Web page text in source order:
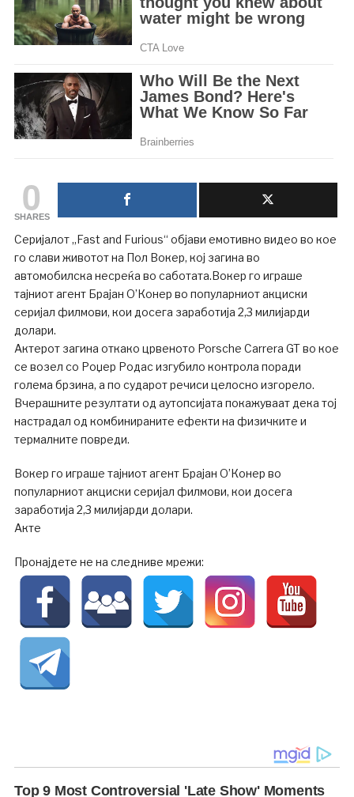
0
SHARES
Серијалот „Fast and Furious“ објави емотивно видео во кое
го слави животот на Пол Вокер, кој загина во
автомобилска несреќа во саботата.Вокер го играше
тајниот агент Брајан О’Конер во популарниот акциски
серијал филмови, кои досега заработија 2,3 милијарди
долари.
Актерот загина откако црвеното Porsche Carrera GT во кое
се возел со Роџер Родас изгубило контрола поради
голема брзина, а по сударот речиси целосно изгорело.
Вчерашните резултати од аутопсијата покажуваат дека тој
настрадал од комбинираните ефекти на физичките и
термалните повреди.
Вокер го играше тајниот агент Брајан О’Конер во
популарниот акциски серијал филмови, кои досега
заработија 2,3 милијарди долари.
Акте
Пронајдете не на следниве мрежи: